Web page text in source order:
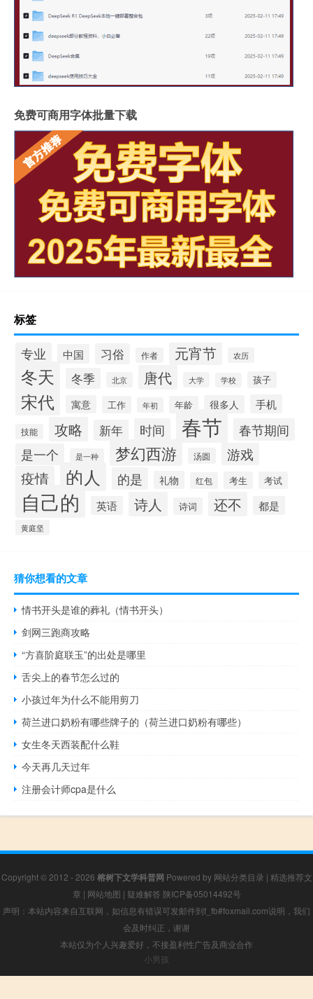
免费可商用字体批量下载
标签
专业 中国 习俗 作者 元宵节 农历
冬天 冬季 北京 唐代 大学 学校 孩子
宋代 寓意 工作 年初 年龄 很多人 手机
技能 攻略 新年 时间 春节 春节期间
是一个 是一种 梦幻西游 汤圆 游戏
疫情 的人 的是 礼物 红包 考生 考试
自己的 英语 诗人 诗词 还不 都是
黄庭坚
猜你想看的文章
情书开头是谁的葬礼（情书开头）
剑网三跑商攻略
“方喜阶庭联玉”的出处是哪里
舌尖上的春节怎么过的
小孩过年为什么不能用剪刀
荷兰进口奶粉有哪些牌子的（荷兰进口奶粉有哪些）
女生冬天西装配什么鞋
今天再几天过年
注册会计师cpa是什么
Copyright © 2012 - 2026 榕树下文学科普网 Powered by 网站分类目录 | 精选推荐文
章 | 网站地图 | 疑难解答 陕ICP备05014492号
声明：本站内容来自互联网，如信息有错误可发邮件到f_fb#foxmail.com说明，我们
会及时纠正，谢谢
本站仅为个人兴趣爱好，不接盈利性广告及商业合作
小男孩